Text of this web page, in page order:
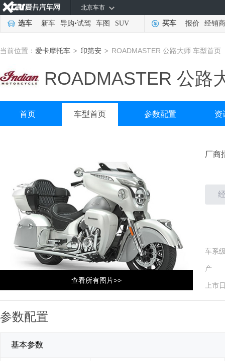
北京车市
选车 新车 导购•试驾 车图 SUV 买车 报价 经销商
当前位置： 爱卡摩托车 > 印第安 > ROADMASTER 公路大师 车型首页
ROADMASTER 公路
首页 车型首页 参数配置 资
查看所有图片>>
厂商
车系
产
上市
参数配置
基本参数